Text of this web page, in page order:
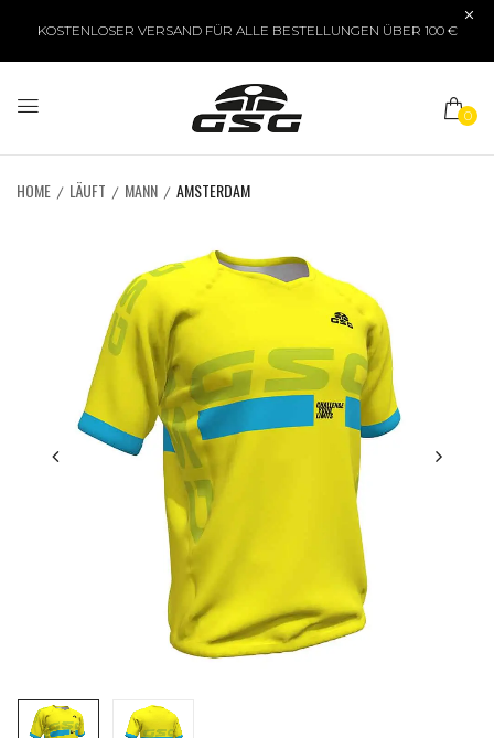
KOSTENLOSER VERSAND FÜR ALLE BESTELLUNGEN ÜBER 100 €
0
HOME LÄUFT MANN AMSTERDAM